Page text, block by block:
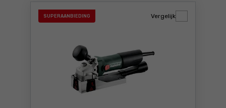
SUPERAANBIEDING Vergelijk